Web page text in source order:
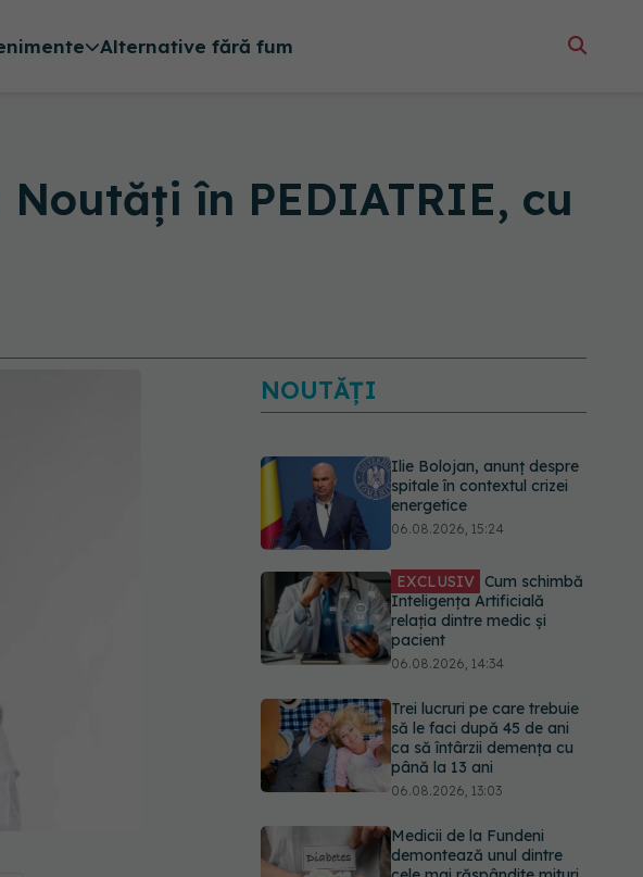
Alternative fără fum
Noutăți în PEDIATRIE, cu
NOUTĂȚI
EXCLUSIV Cum schimbă
Inteligența Artificială
relația dintre medic și
pacient
Trei lucruri pe care trebuie
să le faci după 45 de ani
ca să întârzii demența cu
până la 13 ani
06.08.2026, 13:03
Medicii de la Fundeni
demontează unul dintre
cele mai răspândite mituri
despre diabet
06.08.2026, 11:52
Cum aleg medicii
combinația potrivită de